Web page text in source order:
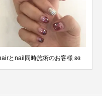
とnail同時施術のお客様 ʚɞ